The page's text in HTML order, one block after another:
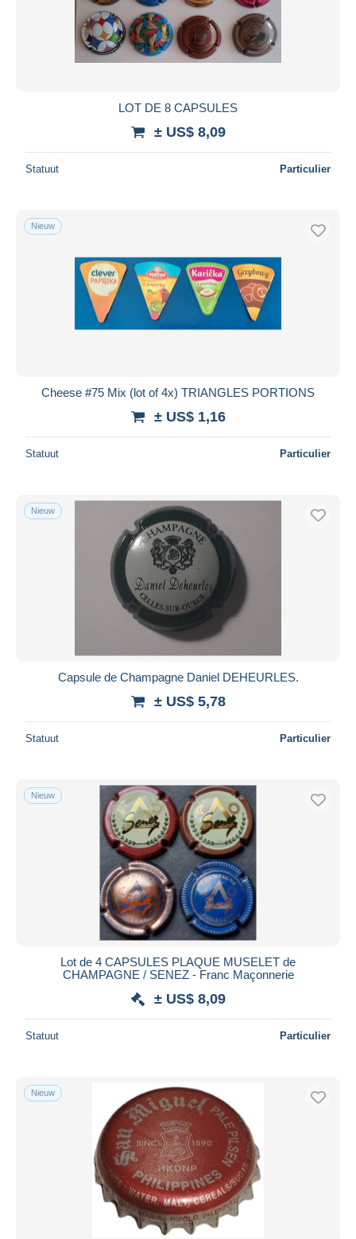
LOT DE 8 CAPSULES
± US$ 8,09
Statuut Particulier
Nieuw
Cheese #75 Mix (lot of 4x) TRIANGLES PORTIONS
± US$ 1,16
Statuut Particulier
Nieuw
Capsule de Champagne Daniel DEHEURLES.
± US$ 5,78
Statuut Particulier
Nieuw
Lot de 4 CAPSULES PLAQUE MUSELET de
CHAMPAGNE / SENEZ - Franc Maçonnerie
± US$ 8,09
Statuut Particulier
Nieuw